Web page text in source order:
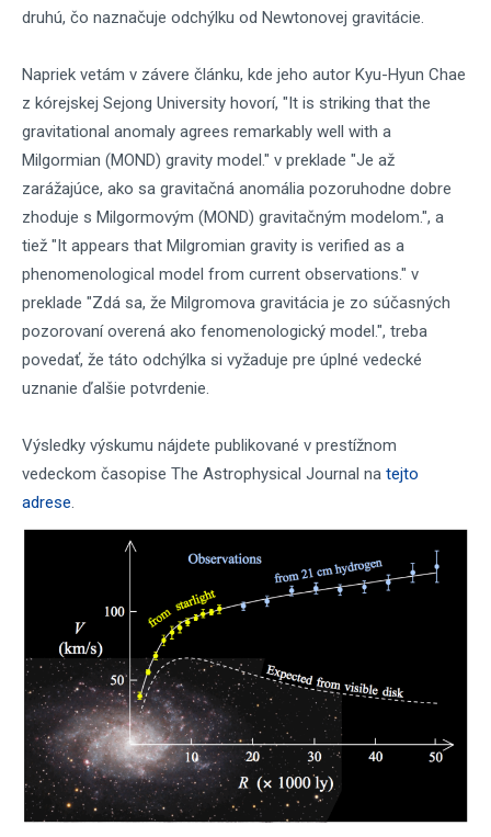
druhú, čo naznačuje odchýlku od Newtonovej gravitácie.
Napriek vetám v závere článku, kde jeho autor Kyu-Hyun Chae
z kórejskej Sejong University hovorí, "It is striking that the
gravitational anomaly agrees remarkably well with a
Milgormian (MOND) gravity model." v preklade "Je až
zarážajúce, ako sa gravitačná anomália pozoruhodne dobre
zhoduje s Milgormovým (MOND) gravitačným modelom.", a
tiež "It appears that Milgromian gravity is verified as a
phenomenological model from current observations." v
preklade "Zdá sa, že Milgromova gravitácia je zo súčasných
pozorovaní overená ako fenomenologický model.", treba
povedať, že táto odchýlka si vyžaduje pre úplné vedecké
uznanie ďalšie potvrdenie.
Výsledky výskumu nájdete publikované v prestížnom
vedeckom časopise The Astrophysical Journal na tejto
adrese.